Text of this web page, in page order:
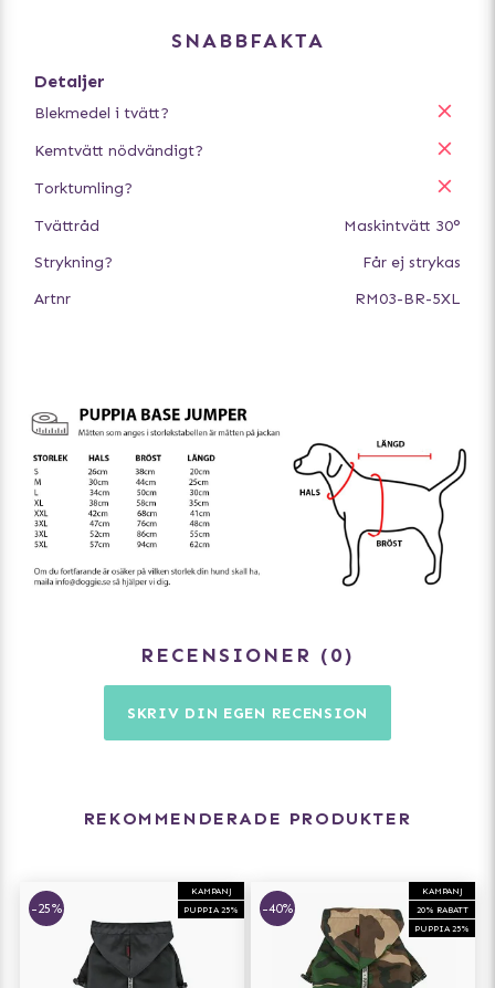
cm. Tänk på att ta en större storlek om hunden har
SNABBFAKTA
Detaljer
Blekmedel i tvätt?
Kemtvätt nödvändigt?
Torktumling?
Tvättråd
Maskintvätt 30°
Strykning?
Får ej strykas
Artnr
RM03-BR-5XL
RECENSIONER 0
SKRIV DIN EGEN RECENSION
REKOMMENDERADE PRODUKTER
KAMPANJ
PUPPIA 25%
-25%
KAMPANJ
20% RABATT
PUPPIA 25%
-40%